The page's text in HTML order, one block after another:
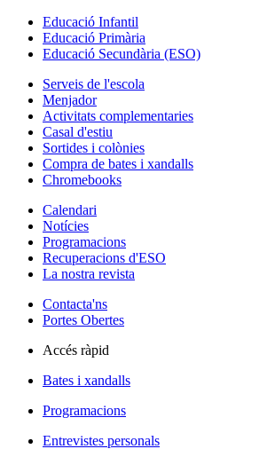
Educació Infantil
Educació Primària
Educació Secundària (ESO)
Serveis de l'escola
Menjador
Activitats complementaries
Casal d'estiu
Sortides i colònies
Compra de bates i xandalls
Chromebooks
Calendari
Notícies
Programacions
Recuperacions d'ESO
La nostra revista
Contacta'ns
Portes Obertes
Accés ràpid
Bates i xandalls
Programacions
Entrevistes personals